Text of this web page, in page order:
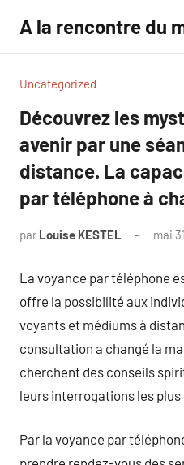
contenu
A la rencontre du
Uncategorized
Découvrez les
avenir par une
distance. La
par téléphone à
par Louise KESTEL mai
La voyance par téléphone
offre la possibilité aux
voyants et médiums à
consultation a changé la
cherchent des conseils
leurs interrogations les
Par la voyance par